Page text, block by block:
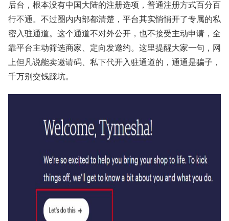
后台，根本没有中国大陆的注册选项，普通注册方式百分百
行不通。不过圈内内部都清楚，平台其实悄悄开了专属的私
密入驻通道。这个通道不对外公开，也不接受主动申请，全
靠平台主动筛选商家、定向发邀约。这里提醒大家一句，网
上但凡说能卖邀请码、私下代开入驻通道的，通通是骗子，
千万别交钱踩坑。